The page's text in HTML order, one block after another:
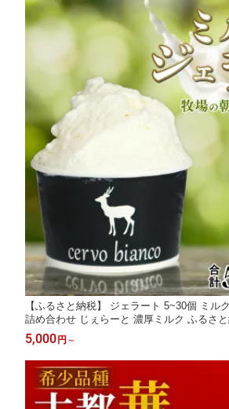
【ふるさと納税】 ジェラート 5~30個 ミル
詰め合わせ じぇらーと 濃厚ミルク ふるさ
ク アイスクリーム ソフトクリーム スイーツ
ート 贈り物 ギフト 贅沢 口溶け なめらか 奈
vo bianco
5,000円 ～